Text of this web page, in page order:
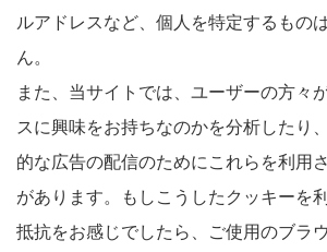
ルアドレスなど、個人を特定するもの
ん。
また、当サイトでは、ユーザーの方々
スに興味をお持ちなのかを分析したり
的な広告の配信のためにこれらを利用
があります。もしこうしたクッキーを
抵抗をお感じでしたら、ご使用のブラ